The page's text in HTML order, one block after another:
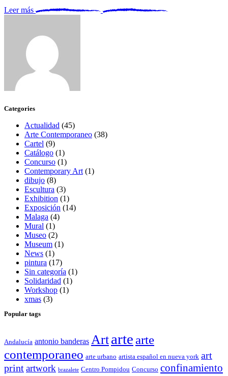
Leer más
Categories
Actualidad (45)
Arte Contemporaneo (38)
Cartel (9)
Catálogo (1)
Concurso (1)
Contemporary Art (1)
dibujo (8)
Escultura (3)
Exhibition (1)
Exposición (14)
Malaga (4)
Mural (1)
Museo (2)
Museum (1)
News (1)
pintura (17)
Sin categoría (1)
Solidaridad (1)
Workshop (1)
xmas (3)
Popular tags
Andalucía antonio banderas Artarte arte
contemporaneo arte urbano artista español en nueva york art
printartwork brazalete Centro Pompidou Concurso confinamiento